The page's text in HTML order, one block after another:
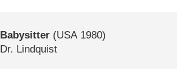
Babysitter (USA 1980)
Dr. Lindquist